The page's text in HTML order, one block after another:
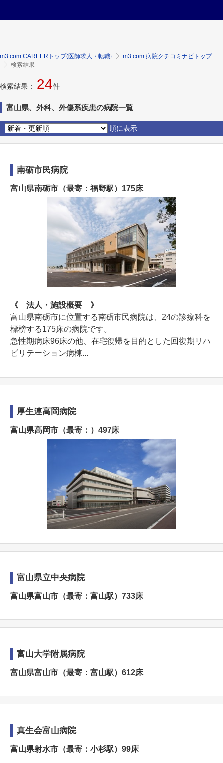
m3.com CAREERトップ(医師求人・転職)
m3.com 病院クチコミナビトップ
検索結果
検索結果： 24件
富山県、外科、外傷系疾患の病院一覧
順に表示
南砺市民病院
富山県南砺市（最寄：福野駅）175床
《 法人・施設概要 》
富山県南砺市に位置する南砺市民病院は、24の診療科を
標榜する175床の病院です。
急性期病床96床の他、在宅復帰を目的とした回復期リハ
ビリテーション病棟...
厚生連高岡病院
富山県高岡市（最寄：）497床
富山県立中央病院
富山県富山市（最寄：富山駅）733床
富山大学附属病院
富山県富山市（最寄：富山駅）612床
真生会富山病院
富山県射水市（最寄：小杉駅）99床